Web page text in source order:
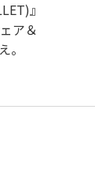
』
ア＆
。